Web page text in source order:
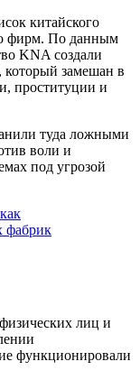
китайского
фирм. По данным
KNA создали
замешан в
проституции и
туда ложными
воли и
под угрозой
фабрик
лиц и
функционировали